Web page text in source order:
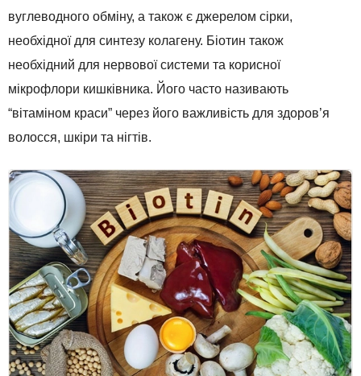
вуглеводного обміну, а також є джерелом сірки,
необхідної для синтезу колагену. Біотин також
необхідний для нервової системи та корисної
мікрофлори кишківника. Його часто називають
“вітаміном краси” через його важливість для здоров’я
волосся, шкіри та нігтів.